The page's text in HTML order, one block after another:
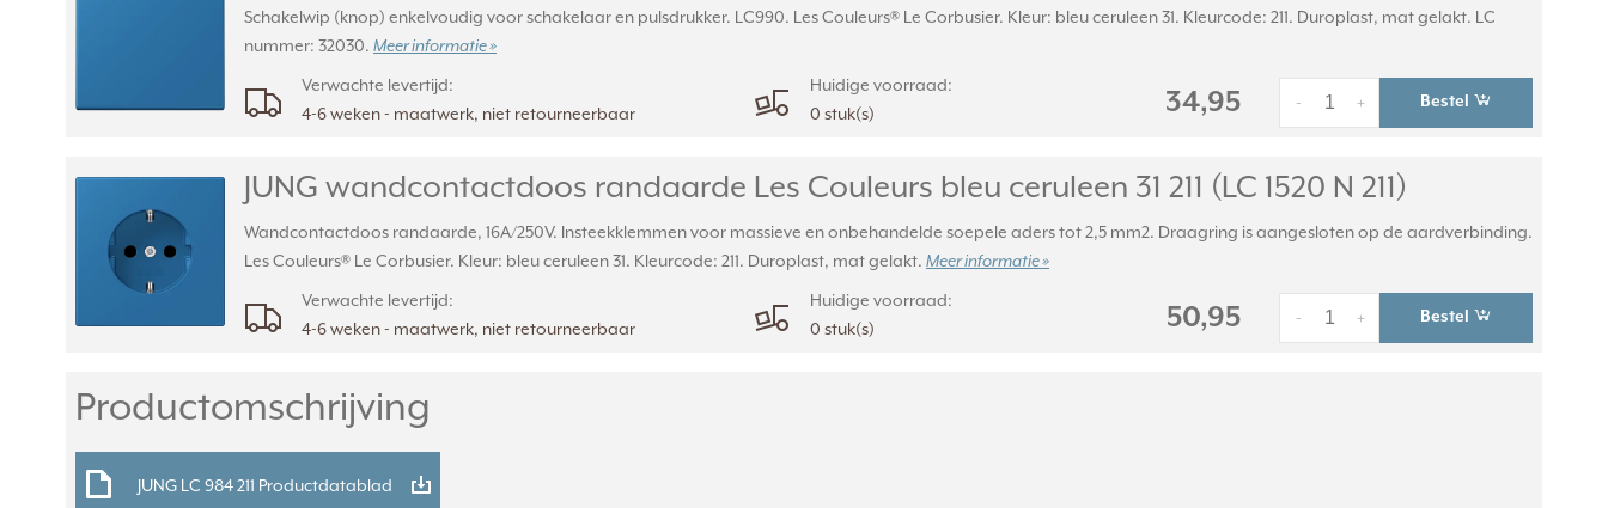
Schakelwip (knop) enkelvoudig voor schakelaar en pulsdrukker. LC990. Les Couleurs® Le Corbusier. Kleur: bleu ceruleen 31. Kleurcode: 211. Duroplast, mat gelakt. LC
nummer: 32030. Meer informatie »
Verwachte levertijd:
4-6 weken - maatwerk, niet retourneerbaar
Huidige voorraad:
0 stuk(s)
34,95 +
- Bestel
JUNG wandcontactdoos randaarde Les Couleurs bleu ceruleen 31 211 (LC 1520 N 211)
Wandcontactdoos randaarde, 16A/250V. Insteekklemmen voor massieve en onbehandelde soepele aders tot 2,5 mm2. Draagring is aangesloten op de aardverbinding.
Les Couleurs® Le Corbusier. Kleur: bleu ceruleen 31. Kleurcode: 211. Duroplast, mat gelakt. Meer informatie »
Verwachte levertijd:
4-6 weken - maatwerk, niet retourneerbaar
Huidige voorraad:
0 stuk(s)
50,95 +
- Bestel
Productomschrijving
JUNG LC 984 211 Productdatablad